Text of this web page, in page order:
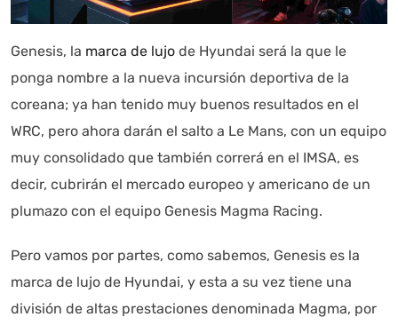
Genesis, la marca de lujo de Hyundai será la que le
ponga nombre a la nueva incursión deportiva de la
coreana; ya han tenido muy buenos resultados en el
WRC, pero ahora darán el salto a Le Mans, con un equipo
muy consolidado que también correrá en el IMSA, es
decir, cubrirán el mercado europeo y americano de un
plumazo con el equipo Genesis Magma Racing.
Pero vamos por partes, como sabemos, Genesis es la
marca de lujo de Hyundai, y esta a su vez tiene una
división de altas prestaciones denominada Magma, por
Autoanalítica IA Agente Inteligente
Estoy aquí para encontrar lo que necesitas. ¿Qué estás
información referencial que puede contener errores.
diariamente su exactitud."